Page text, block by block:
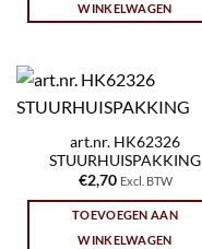
WINKELWAGEN
art.nr. HK62326
STUURHUISPAKKING
€2,70 Excl. BTW
TOEVOEGEN AAN
WINKELWAGEN